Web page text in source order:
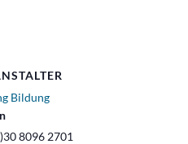
Bildung
8096 2701